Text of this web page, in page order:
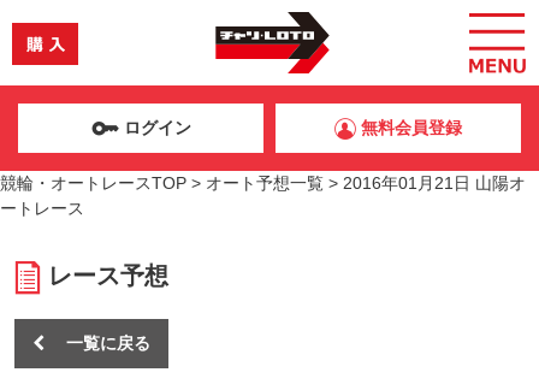
ログイン 無料会員登録
競輪・オートレースTOP > オート予想一覧 > 2016年01月21日 山陽オ
ートレース
レース予想
一覧に戻る